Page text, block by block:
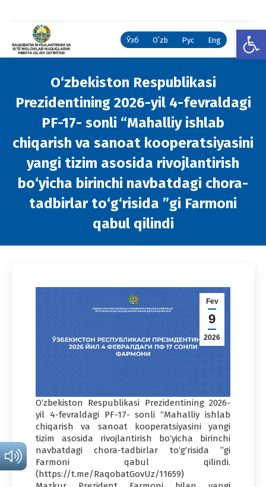
Ўзб Oʻzb Рус Eng
O‘zbekiston Respublikasi
Prezidentining 2026-yil 4-fevraldagi
PF-17- sonli “Mahalliy ishlab
chiqarish va sanoat kooperatsiyasini
yangi tizim asosida rivojlantirish
bo‘yicha birinchi navbatdagi chora-
tadbirlar to‘g‘risida ”gi Farmoni
qabul qilindi
Fev
9
2026
O‘zbekiston Respublikasi Prezidentining 2026-
yil 4-fevraldagi PF-17- sonli “Mahalliy ishlab
chiqarish va sanoat kooperatsiyasini yangi
tizim asosida rivojlantirish bo‘yicha birinchi
navbatdagi chora-tadbirlar to‘g‘risida ”gi
Farmoni qabul qilindi.
(https://t.me/RaqobatGovUz/11659)